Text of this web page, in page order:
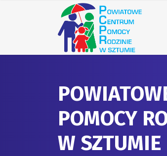
POMOCY
W SZTUMIE